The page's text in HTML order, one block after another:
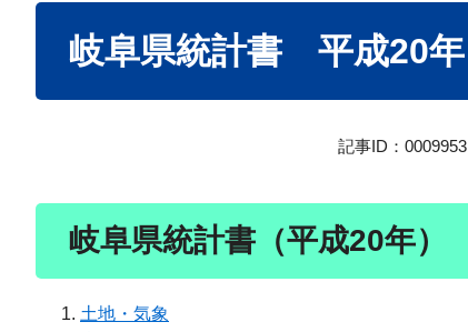
岐阜県統計書 平成20年
記事ID：0009953
岐阜県統計書（平成20年）
土地・気象